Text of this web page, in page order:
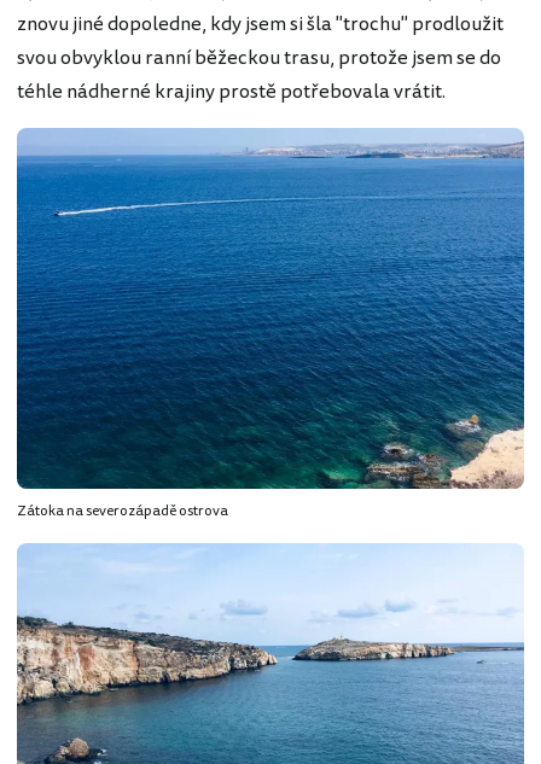
znovu jiné dopoledne, kdy jsem si šla "trochu" prodloužit
svou obvyklou ranní běžeckou trasu, protože jsem se do
téhle nádherné krajiny prostě potřebovala vrátit.
Zátoka na severozápadě ostrova